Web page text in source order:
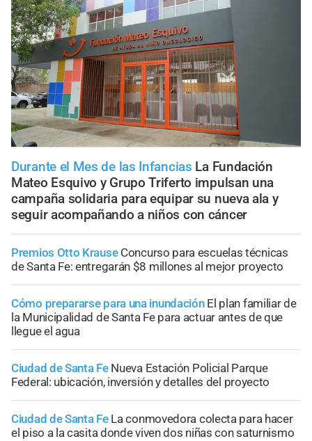
Durante el Mes de las Infancias La Fundación
Mateo Esquivo y Grupo Triferto impulsan una
campaña solidaria para equipar su nueva ala y
seguir acompañando a niños con cáncer
Premios Otto Krause Concurso para escuelas técnicas
de Santa Fe: entregarán $8 millones al mejor proyecto
Cómo prepararse para una inundación El plan familiar de
la Municipalidad de Santa Fe para actuar antes de que
llegue el agua
Ciudad de Santa Fe Nueva Estación Policial Parque
Federal: ubicación, inversión y detalles del proyecto
Ciudad de Santa Fe La conmovedora colecta para hacer
el piso a la casita donde viven dos niñas con saturnismo